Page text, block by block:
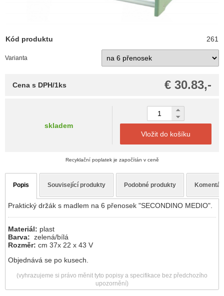
Kód produktu 261
Varianta
€ 30.83,-
Cena s DPH/1ks
skladem
Vložit do košíku
Recyklační poplatek je započítán v ceně
Popis Související produkty Podobné produkty
Praktický držák s madlem na 6 přenosek "SECONDINO MEDIO".
Materiál: plast
Barva: zelená/bílá
Rozměr: cm 37x 22 x 43 V
Objednává se po kusech.
(vyhrazujeme si právo měnit tyto popisy a specifikace bez předchozího
upozornění)